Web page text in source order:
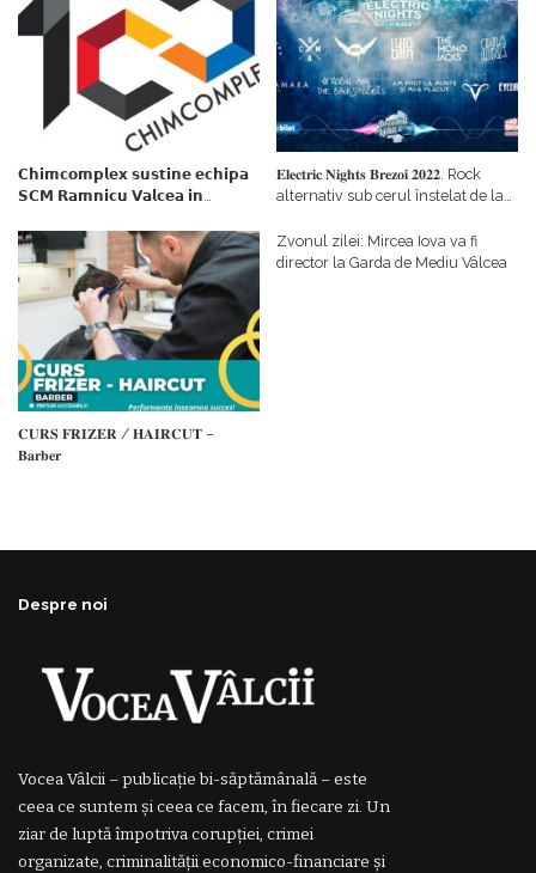
𝗖𝗵𝗶𝗺𝗰𝗼𝗺𝗽𝗹𝗲𝘅 𝘀𝘂𝘀𝘁𝗶𝗻𝗲 𝗲𝗰𝗵𝗶𝗽𝗮
𝗦𝗖𝗠 𝗥𝗮𝗺𝗻𝗶𝗰𝘂 𝗩𝗮𝗹𝗰𝗲𝗮 𝗶𝗻
𝗳𝗶𝗻𝗮𝗻𝘁𝗮𝘁𝗼𝗿
𝐄𝐥𝐞𝐜𝐭𝐫𝐢𝐜 𝐍𝐢𝐠𝐡𝐭𝐬 𝐁𝐫𝐞𝐳𝐨𝐢 𝟐𝟎𝟐𝟐. Rock
alternativ sub cerul înstelat de la
𝐂𝐔𝐑𝐒 𝐅𝐑𝐈𝐙𝐄𝐑 / 𝐇𝐀𝐈𝐑𝐂𝐔𝐓 –
𝐁𝐚𝐫𝐛𝐞𝐫
Zvonul zilei: Mircea Iova va fi
director la Garda de Mediu Vâlcea
Despre noi
Vocea Vâlcii – publicație bi-săptămânală – este
ceea ce suntem și ceea ce facem, în fiecare zi. Un
ziar de luptă împotriva corupției, crimei
organizate, criminalității economico-financiare și